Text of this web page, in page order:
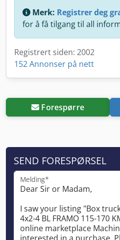
Merk: Registrer deg
for å få tilgang til all
Registrert siden: 2002
152 Annonser på nett
Forespørre
SEND FORESPØRSEL
Melding*